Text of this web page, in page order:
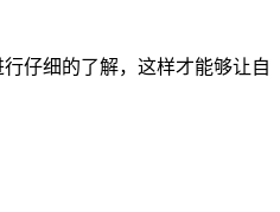
仔细的了解，这样才能够让自